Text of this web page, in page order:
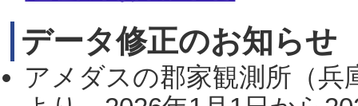
データ修正のお知らせ
アメダスの郡家観測所（